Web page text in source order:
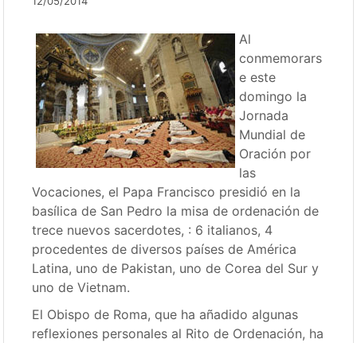
Al
conmemorars
e este
domingo la
Jornada
Mundial de
Oración por
las
Vocaciones, el Papa Francisco presidió en la
basílica de San Pedro la misa de ordenación de
trece nuevos sacerdotes, : 6 italianos, 4
procedentes de diversos países de América
Latina, uno de Pakistan, uno de Corea del Sur y
uno de Vietnam.
El Obispo de Roma, que ha añadido algunas
reflexiones personales al Rito de Ordenación, ha